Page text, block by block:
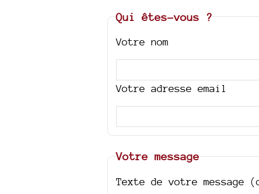
Qui êtes-vous ?
Votre nom
Votre adresse email
Votre message
Texte de votre message